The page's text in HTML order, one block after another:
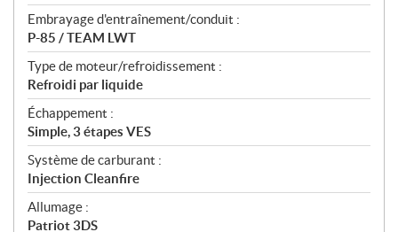
Embrayage d'entraînement/conduit :
P-85 / TEAM LWT
Type de moteur/refroidissement :
Refroidi par liquide
Échappement :
Simple, 3 étapes VES
Système de carburant :
Injection Cleanfire
Allumage :
Patriot 3DS